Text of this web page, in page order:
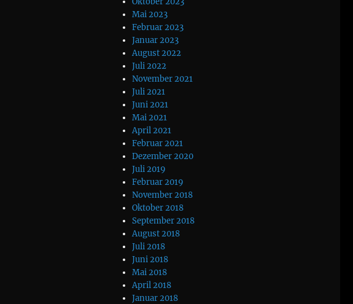
Mai 2023
Februar 2023
Januar 2023
August 2022
Juli 2022
November 2021
Juli 2021
Juni 2021
Mai 2021
April 2021
Februar 2021
Dezember 2020
Juli 2019
Februar 2019
November 2018
Oktober 2018
September 2018
August 2018
Juli 2018
Juni 2018
Mai 2018
April 2018
Januar 2018